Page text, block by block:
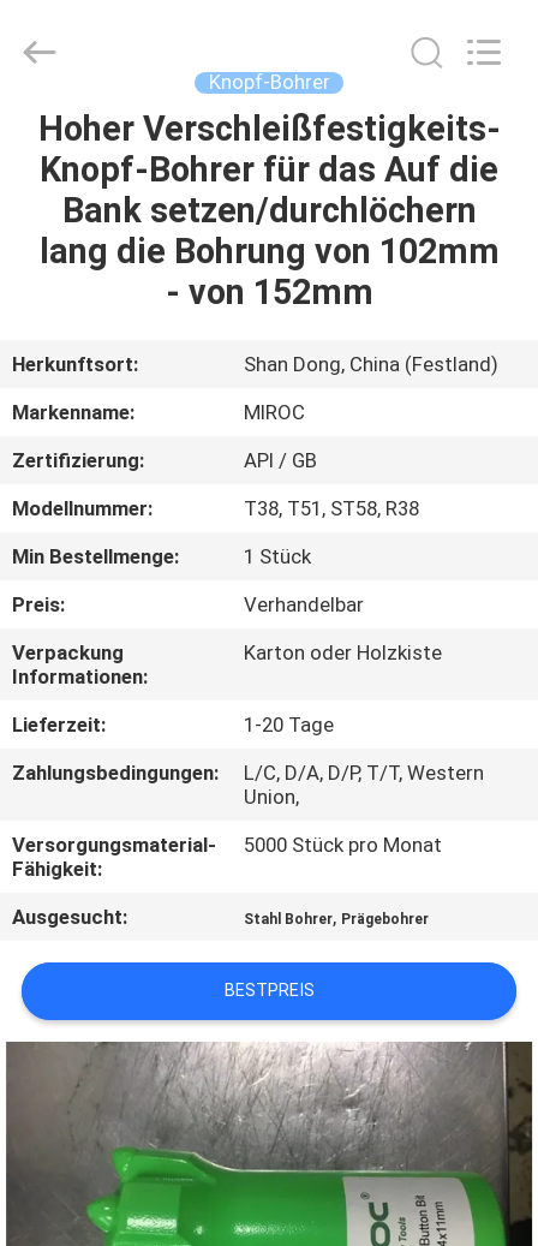
HAUS
PRODUKTE
FABRIK-
QUALITÄTSKONTROLLE
TRETEN
SIE
MIT
UNS
IN
VERBINDUNG
FORDERN
SIE EIN
ZITAT
SITEMAP
PRIVACY
POLICY
Knopf-Bohrer
Hoher Verschleißfestigkeits-
Knopf-Bohrer für das Auf die
Bank setzen/durchlöchern
lang die Bohrung von 102mm
- von 152mm
Herkunftsort:
Shan Dong, China (Festland)
Markenname:
MIROC
Zertifizierung:
API / GB
Modellnummer:
T38, T51, ST58, R38
Min Bestellmenge:
1 Stück
Preis:
Verhandelbar
Verpackung
Informationen:
Karton oder Holzkiste
Lieferzeit:
1-20 Tage
Zahlungsbedingungen:
L/C, D/A, D/P, T/T, Western
Union,
Versorgungsmaterial-
Fähigkeit:
5000 Stück pro Monat
Ausgesucht: Stahl Bohrer, Prägebohrer
BESTPREIS